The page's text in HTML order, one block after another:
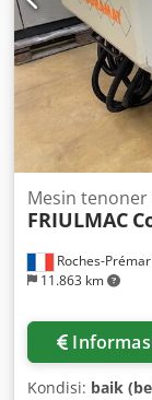
Roches-
11.863 km
Mesin
FRIULMAC
Kondisi: baik